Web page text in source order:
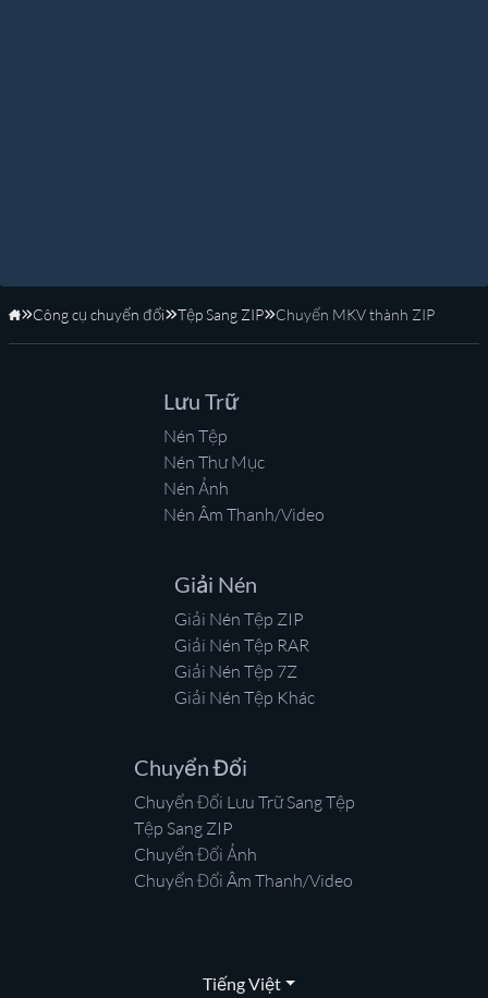
Trang Chủ
Công cụ chuyển đổi Tệp Sang ZIP Chuyển MKV thành ZIP
Lưu Trữ
Nén Tệp
Nén Thư Mục
Nén Ảnh
Nén Âm Thanh/Video
Giải Nén
Giải Nén Tệp ZIP
Giải Nén Tệp RAR
Giải Nén Tệp 7Z
Giải Nén Tệp Khác
Chuyển Đổi
Chuyển Đổi Lưu Trữ Sang Tệp
Tệp Sang ZIP
Chuyển Đổi Ảnh
Chuyển Đổi Âm Thanh/Video
Tiếng Việt